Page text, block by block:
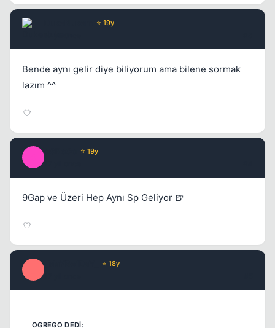
⭐ 19y
Bende aynı gelir diye biliyorum ama bilene sormak
lazım ^^
⭐ 19y
9Gap ve Üzeri Hep Aynı Sp Geliyor 🍺
⭐ 18y